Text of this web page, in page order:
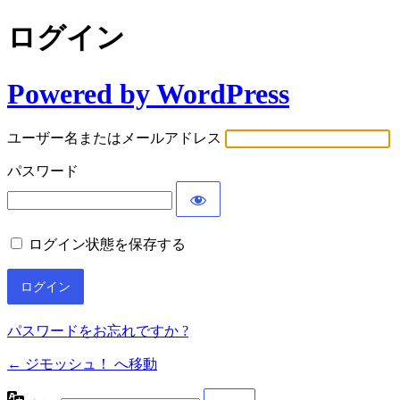
ログイン
Powered by WordPress
ユーザー名またはメールアドレス
パスワード
ログイン状態を保存する
パスワードをお忘れですか ?
← ジモッシュ！ へ移動